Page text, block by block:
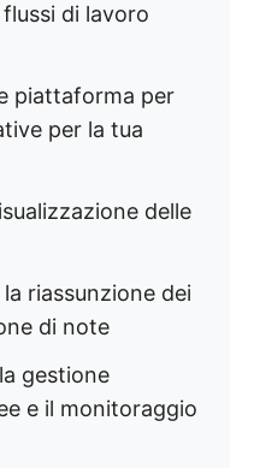
di lavoro
piattaforma per
per la tua
delle
riassunzione dei
di note
gestione
e il monitoraggio